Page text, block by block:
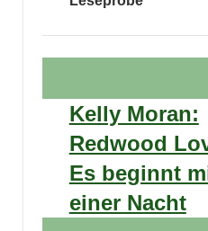
Kelly Moran:
Redwood
Es beginnt
einer Nacht